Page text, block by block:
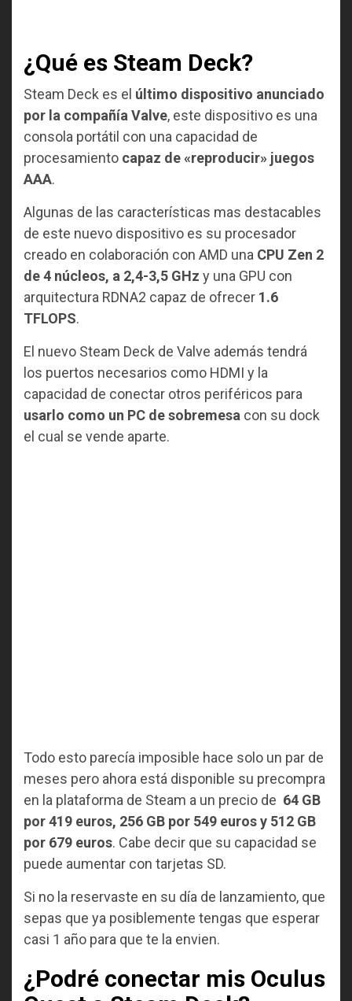
¿Qué es Steam Deck?
Steam Deck es el último dispositivo anunciado
por la compañía Valve, este dispositivo es una
consola portátil con una capacidad de
procesamiento capaz de «reproducir» juegos
AAA.
Algunas de las características mas destacables
de este nuevo dispositivo es su procesador
creado en colaboración con AMD una CPU Zen 2
de 4 núcleos, a 2,4-3,5 GHz y una GPU con
arquitectura RDNA2 capaz de ofrecer 1.6
TFLOPS.
El nuevo Steam Deck de Valve además tendrá
los puertos necesarios como HDMI y la
capacidad de conectar otros periféricos para
usarlo como un PC de sobremesa con su dock
el cual se vende aparte.
Todo esto parecía imposible hace solo un par de
meses pero ahora está disponible su precompra
en la plataforma de Steam a un precio de 64 GB
por 419 euros, 256 GB por 549 euros y 512 GB
por 679 euros. Cabe decir que su capacidad se
puede aumentar con tarjetas SD.
Si no la reservaste en su día de lanzamiento, que
sepas que ya posiblemente tengas que esperar
casi 1 año para que te la envien.
¿Podré conectar mis Oculus